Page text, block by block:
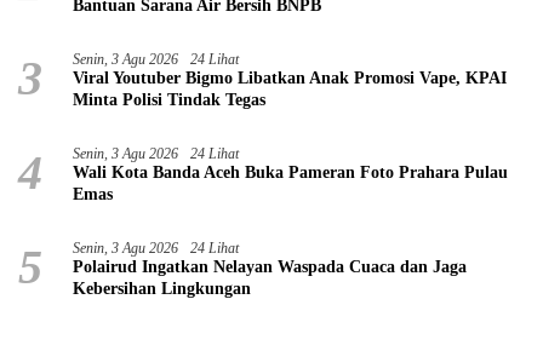
Bantuan Sarana Air Bersih BNPB
3 Senin, 3 Agu 2026 24 Lihat
Viral Youtuber Bigmo Libatkan Anak Promosi Vape, KPAI
Minta Polisi Tindak Tegas
4 Senin, 3 Agu 2026 24 Lihat
Wali Kota Banda Aceh Buka Pameran Foto Prahara Pulau
Emas
5 Senin, 3 Agu 2026 24 Lihat
Polairud Ingatkan Nelayan Waspada Cuaca dan Jaga
Kebersihan Lingkungan